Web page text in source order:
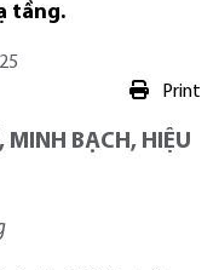
tầng.
Print
MINH BẠCH, HIỆU